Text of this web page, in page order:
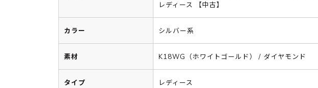
レディース 【中古】
カラー シルバー系
素材 K18WG（ホワイトゴールド） / ダイヤモンド
タイプ レディース